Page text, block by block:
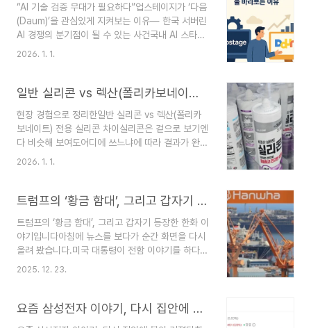
정리해봅니다.※ 본 내용은 일반적인 법령 해석과 통
상적인 지자체 실무 사례를 기준으로 하며,최종 판
단은 관할 지자체(건축부서)의 해석에 따라 달라질
수 있습니다.1. 예상 대상 시설 개요 구분 내용 시설
능기초콘크리트 기초 ..
“AI 기술 검증 무대가 필요하다”업스테이지가 ‘다음
(Daum)’을 관심있게 지켜보는 이유― 한국 서버린
AI 경쟁의 분기점이 될 수 있는 사건국내 AI 스타트
업 업스테이지(Upstage)가 1세대 포털 다음
AI 산업이 ‘기술 단독 모델’의 한계에 직면했음을 보
발한 기업이 플랫폼·데이터·유통 구조를 동시에 확
보하려는 시도는, 글로벌 빅테크가 이미 선택한 길
이기도 하다.1. 이번 논의의 핵심 구조 한눈에 보기
구분내용인수 주체업스테이지대상AXZ (다음 운영
준)..
2026. 1. 1.
일반 실리콘 vs 렉산(폴리카보네이트) 전용 실리콘 차이
현장 경험으로 정리한일반 실리콘 vs 렉산(폴리카
보네이트) 전용 실리콘 차이실리콘은 겉으로 보기엔
다 비슷해 보여도어디에 쓰느냐에 따라 결과가 완전
히 달라지는 자재입니다.20년 가까이 외부 마감, 캐
는 걸 확실히 느끼게 됩니다.1. 현장에서 가장 많이
실리콘주 용도창틀, 외벽, 철물, 타일폴리카보네이
트, 아크릴주 사용 현장건축 전반캐노피, 차양, 지붕
체감 접착력표준확실히 강함외부 내구성보통우수가
격저렴고가2. 일반 실리콘 – “붙기는 붙는다”의 한
축·팽창 따라오..
2026. 1. 1.
트럼프의 ‘황금 함대’, 그리고 갑자기 등장한 한화 이야기입니다
트럼프의 ‘황금 함대’, 그리고 갑자기 등장한 한화 이
야기입니다아침에 뉴스를 보다가 순간 화면을 다시
올려 봤습니다.미국 대통령이 전함 이야기를 하다
가, 한국 기업 이름을 직접 부릅니다.그것도 그냥 언
을 다시 쥐겠다는 목표 아래 이른바 ‘황금 함대
2025. 12. 23.
요즘 삼성전자 이야기, 다시 집안에 불이 켜졌다